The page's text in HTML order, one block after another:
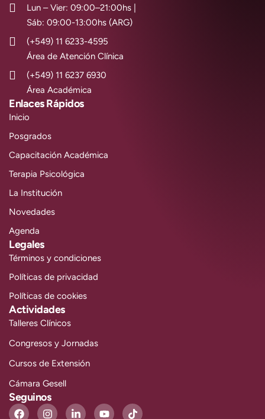
Lun – Vier: 09:00–21:00hs |
Sáb: 09:00-13:00hs (ARG)
(+549) 11 6233-4595
Área de Atención Clínica
(+549) 11 6237 6930
Área Académica
Enlaces Rápidos
Inicio
Posgrados
Capacitación Académica
Terapia Psicológica
La Institución
Novedades
Agenda
Legales
Términos y condiciones
Políticas de privacidad
Políticas de cookies
Actividades
Talleres Clínicos
Congresos y Jornadas
Cursos de Extensión
Cámara Gesell
Seguinos